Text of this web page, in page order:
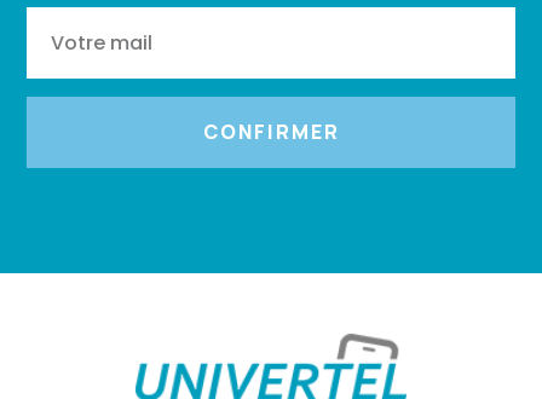
CONFIRMER